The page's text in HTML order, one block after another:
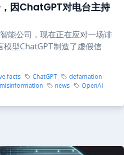
因ChatGPT对电台主持
能公司，现在正在应对一场诽
型ChatGPT制造了虚假信
facts ChatGPT
defamation
misinformation news OpenAI